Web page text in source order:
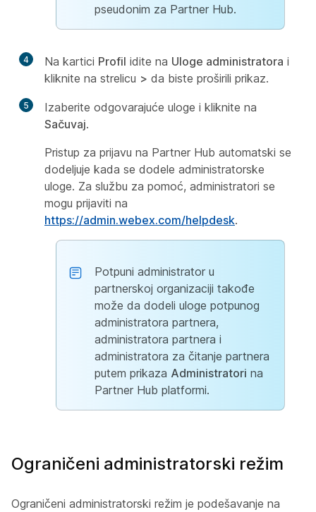
pseudonim za Partner Hub.
4 Na kartici Profil idite na Uloge administratora i
kliknite na strelicu > da biste proširili prikaz.
5
Izaberite odgovarajuće uloge i kliknite na
Sačuvaj.
Pristup za prijavu na Partner Hub automatski se
dodeljuje kada se dodele administratorske
uloge. Za službu za pomoć, administratori se
mogu prijaviti na
https://admin.webex.com/helpdesk.
Potpuni administrator u
partnerskoj organizaciji takođe
može da dodeli uloge potpunog
administratora partnera,
administratora partnera i
administratora za čitanje partnera
putem prikaza Administratori na
Partner Hub platformi.
Ograničeni administratorski režim
Ograničeni administratorski režim je podešavanje na